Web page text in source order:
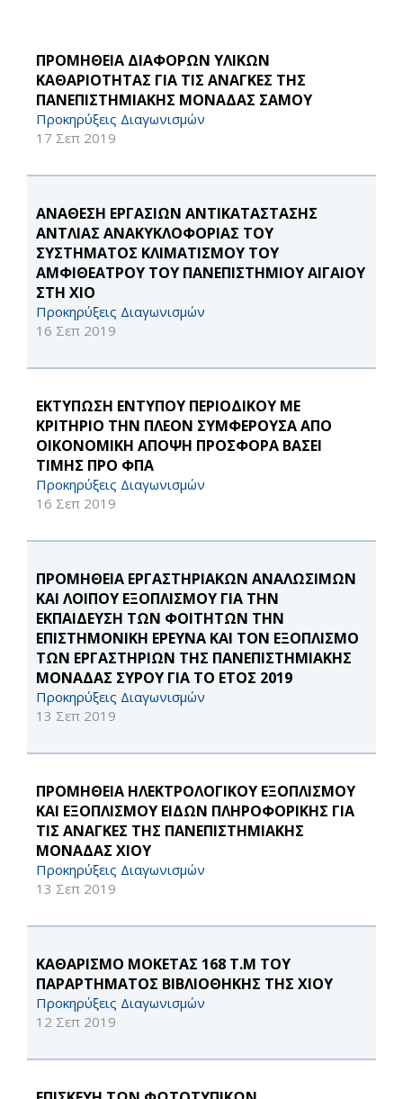
ΠΡΟΜΗΘΕΙΑ ΔΙΑΦΟΡΩΝ ΥΛΙΚΩΝ
ΚΑΘΑΡΙΟΤΗΤΑΣ ΓΙΑ ΤΙΣ ΑΝΑΓΚΕΣ ΤΗΣ
ΠΑΝΕΠΙΣΤΗΜΙΑΚΗΣ ΜΟΝΑΔΑΣ ΣΑΜΟΥ
Προκηρύξεις Διαγωνισμών
17 Σεπ 2019
ΑΝΑΘΕΣΗ ΕΡΓΑΣΙΩΝ ΑΝΤΙΚΑΤΑΣΤΑΣΗΣ
ΑΝΤΛΙΑΣ ΑΝΑΚΥΚΛΟΦΟΡΙΑΣ ΤΟΥ
ΣΥΣΤΗΜΑΤΟΣ ΚΛΙΜΑΤΙΣΜΟΥ ΤΟΥ
ΑΜΦΙΘΕΑΤΡΟΥ ΤΟΥ ΠΑΝΕΠΙΣΤΗΜΙΟΥ ΑΙΓΑΙΟΥ
ΣΤΗ ΧΙΟ
Προκηρύξεις Διαγωνισμών
16 Σεπ 2019
ΕΚΤΥΠΩΣΗ ΕΝΤΥΠΟΥ ΠΕΡΙΟΔΙΚΟΥ ΜΕ
ΚΡΙΤΗΡΙΟ ΤΗΝ ΠΛΕΟΝ ΣΥΜΦΕΡΟΥΣΑ ΑΠΟ
ΟΙΚΟΝΟΜΙΚΗ ΑΠΟΨΗ ΠΡΟΣΦΟΡΑ ΒΑΣΕΙ
ΤΙΜΗΣ ΠΡΟ ΦΠΑ
Προκηρύξεις Διαγωνισμών
16 Σεπ 2019
ΠΡΟΜΗΘΕΙΑ ΕΡΓΑΣΤΗΡΙΑΚΩΝ ΑΝΑΛΩΣΙΜΩΝ
ΚΑΙ ΛΟΙΠΟΥ ΕΞΟΠΛΙΣΜΟΥ ΓΙΑ ΤΗΝ
ΕΚΠΑΙΔΕΥΣΗ ΤΩΝ ΦΟΙΤΗΤΩΝ ΤΗΝ
ΕΠΙΣΤΗΜΟΝΙΚΗ ΕΡΕΥΝΑ ΚΑΙ ΤΟΝ ΕΞΟΠΛΙΣΜΟ
ΤΩΝ ΕΡΓΑΣΤΗΡΙΩΝ ΤΗΣ ΠΑΝΕΠΙΣΤΗΜΙΑΚΗΣ
ΜΟΝΑΔΑΣ ΣΥΡΟΥ ΓΙΑ ΤΟ ΕΤΟΣ 2019
Προκηρύξεις Διαγωνισμών
13 Σεπ 2019
ΠΡΟΜΗΘΕΙΑ ΗΛΕΚΤΡΟΛΟΓΙΚΟΥ ΕΞΟΠΛΙΣΜΟΥ
ΚΑΙ ΕΞΟΠΛΙΣΜΟΥ ΕΙΔΩΝ ΠΛΗΡΟΦΟΡΙΚΗΣ ΓΙΑ
ΤΙΣ ΑΝΑΓΚΕΣ ΤΗΣ ΠΑΝΕΠΙΣΤΗΜΙΑΚΗΣ
ΜΟΝΑΔΑΣ ΧΙΟΥ
Προκηρύξεις Διαγωνισμών
13 Σεπ 2019
ΚΑΘΑΡΙΣΜΟ ΜΟΚΕΤΑΣ 168 Τ.Μ ΤΟΥ
ΠΑΡΑΡΤΗΜΑΤΟΣ ΒΙΒΛΙΟΘΗΚΗΣ ΤΗΣ ΧΙΟΥ
Προκηρύξεις Διαγωνισμών
12 Σεπ 2019